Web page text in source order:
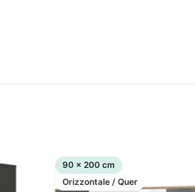
90 x 200 cm
Orizzontale / Quer